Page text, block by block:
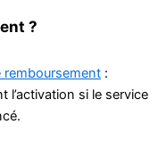
?
remboursement :
l’activation si le service